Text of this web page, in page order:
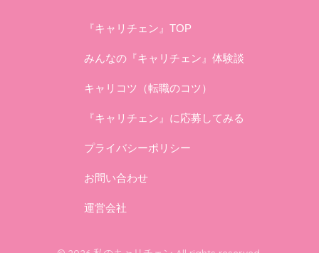
『キャリチェン』TOP
みんなの『キャリチェン』体験談
キャリコツ（転職のコツ）
『キャリチェン』に応募してみる
プライバシーポリシー
お問い合わせ
運営会社